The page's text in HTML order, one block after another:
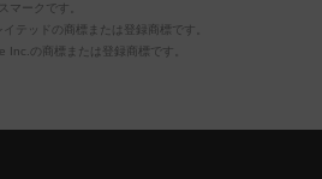
マークです。
テッドの商標または登録商標です。
の商標または登録商標です。